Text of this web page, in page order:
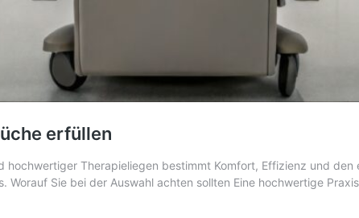
erfüllen
hochwertiger Therapieliegen bestimmt Komfort, Effizienz und
Worauf Sie bei der Auswahl achten sollten Eine hochwertige